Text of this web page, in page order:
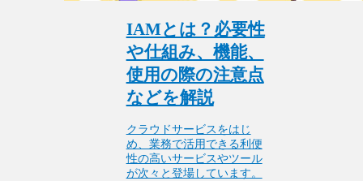
IAMとは？必要性
や仕組み、機能、
使用の際の注意点
などを解説
クラウドサービスをはじ
め、業務で活用できる利便
性の高いサービスやツール
が次々と登場しています。